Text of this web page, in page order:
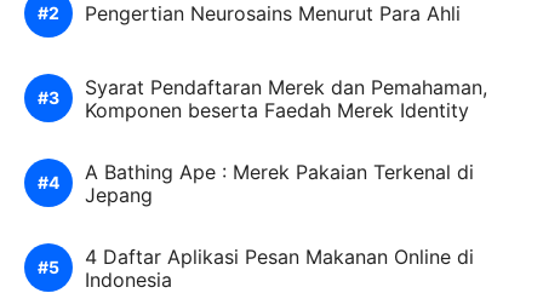
Pengertian Neurosains Menurut Para Ahli
Syarat Pendaftaran Merek dan Pemahaman,
Komponen beserta Faedah Merek Identity
A Bathing Ape : Merek Pakaian Terkenal di
Jepang
4 Daftar Aplikasi Pesan Makanan Online di
Indonesia